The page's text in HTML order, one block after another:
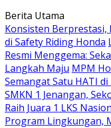
Langsung
ke
konten
Berita Utama
Konsisten Berprestasi,
di Safety Riding Honda
Resmi Menggema:
Langkah Maju MPM
Semangat Satu HATI di
SMKN 1 Jenangan,
Raih Juara 1 LKS
Program Lingkungan,